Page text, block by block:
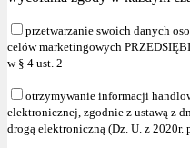
przetwarzanie swoich danych
celów marketingowych
w § 4 ust. 2
otrzymywanie informacji
elektronicznej, zgodnie z ustawą z
drogą elektroniczną (Dz. U. z